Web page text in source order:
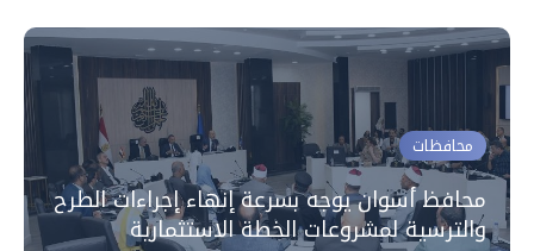
محافظات
محافظ أسوان يوجه بسرعة إنهاء إجراءات الطرح
والترسية لمشروعات الخطة الاستثمارية